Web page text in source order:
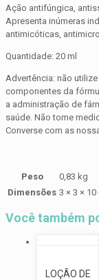
Ação antifúngica,
Apresenta inúmeras
antimicóticas,
Quantidade: 20 ml
Advertência: não
componentes da
a administração de
saúde. Não tome
Converse com as
Peso
0,83 kg
Dimensões 3 × 3 × 10
Você também
LOÇÃO DE